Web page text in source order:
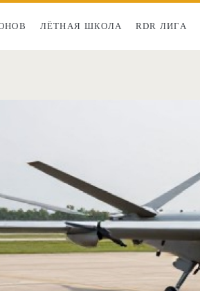
ЛЁТНАЯ ШКОЛА RDR ЛИГА